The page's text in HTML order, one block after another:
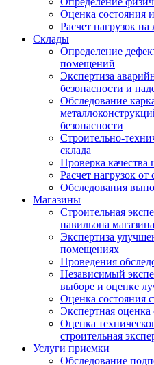
Оценка состояния
Расчет нагрузок
Склады
Определение
помещений
Экспертиза
безопасности и
Обследование
безопасности
Строительно-
склада
Проверка
Расчет нагрузок от
Обследования
Магазины
Строительная
павильона магазина
Экспертиза
помещениях
Проведения
Независимый
выборе и оценке
Оценка состояния
Экспертная
Оценка
строительная
Услуги приемки
Обследование